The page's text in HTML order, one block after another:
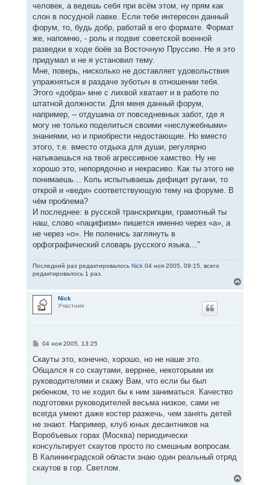
человек, а ведешь себя при всём этом, ну прям как
слон в посудной лавке. Если тебе интересен данный
форум, то, будь добр, работай в его формате. Формат
же, напомню, - роль и подвиг советской военной
разведки в ходе боёв за Восточную Пруссию. Не я это
придумал и не я установил тему.
Мне, поверь, нисколько не доставляет удовольствия
упражняться в раздаче зуботыч в отношении тебя.
Этого «добра» мне с лихвой хватает и в работе по
штатной должности. Для меня данный форум,
например, – отдушина от повседневных забот, где я
могу не только поделиться своими «неслужебными»
знаниями, но и приобрести недостающие. Но вместо
этого, т.е. вместо отдыха для души, регулярно
натыкаешься на твоё агрессивное хамство. Ну не
хорошо это, непорядочно и некрасиво. Как ты этого не
понимаешь… Коль испытываешь дефицит ругани, то
открой и «веди» соответствующую тему на форуме. В
чём проблема?
И последнее: в русской транскрипции, грамотный ты
наш, слово «пацифизм» пишется именно через «а», а
не через «о». Не поленись заглянуть в
орфографический словарь русского языка…"
Последний раз редактировалось Nick04 ноя 2005, 09:15, всего
редактировалось 1 раз.
е
Nick
Участник
С
о
щ
е
и
е
04 ноя 2005, 13:25
Скауты это, конечно, хорошо, но не наше это.
Общался я со скаутами, веррнее, некоторыми их
руководителями и скажу Вам, что если бы был
ребенком, то не ходил бы к ним заниматься. Качество
подготовки руководителей весьма низкое, сами не
всегда умеют даже костер разжечь, чем занять детей
не знают. Например, клуб юных десантников на
Воробъевых горах (Москва) периодически
консультирует скаутов просто по смешным вопросам.
В Калининградской области знаю один реальный отряд
скаутов в гор. Светлом.